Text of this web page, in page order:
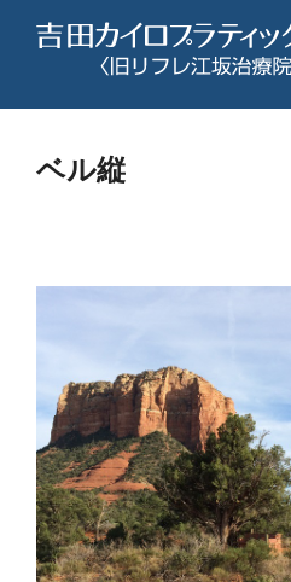
ベル縦